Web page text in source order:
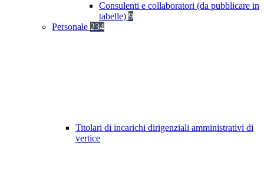
Consulenti e collaboratori (da pubblicare in
tabelle) 9
Personale 234
Titolari di incarichi dirigenziali amministrativi di
vertice